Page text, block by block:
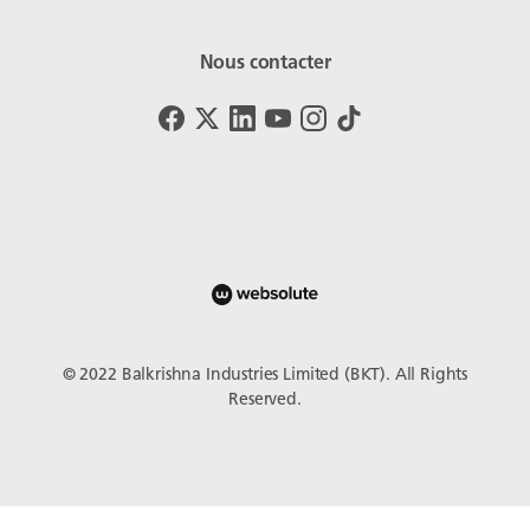
Nous contacter
© 2022 Balkrishna Industries Limited (BKT). All Rights
Reserved.